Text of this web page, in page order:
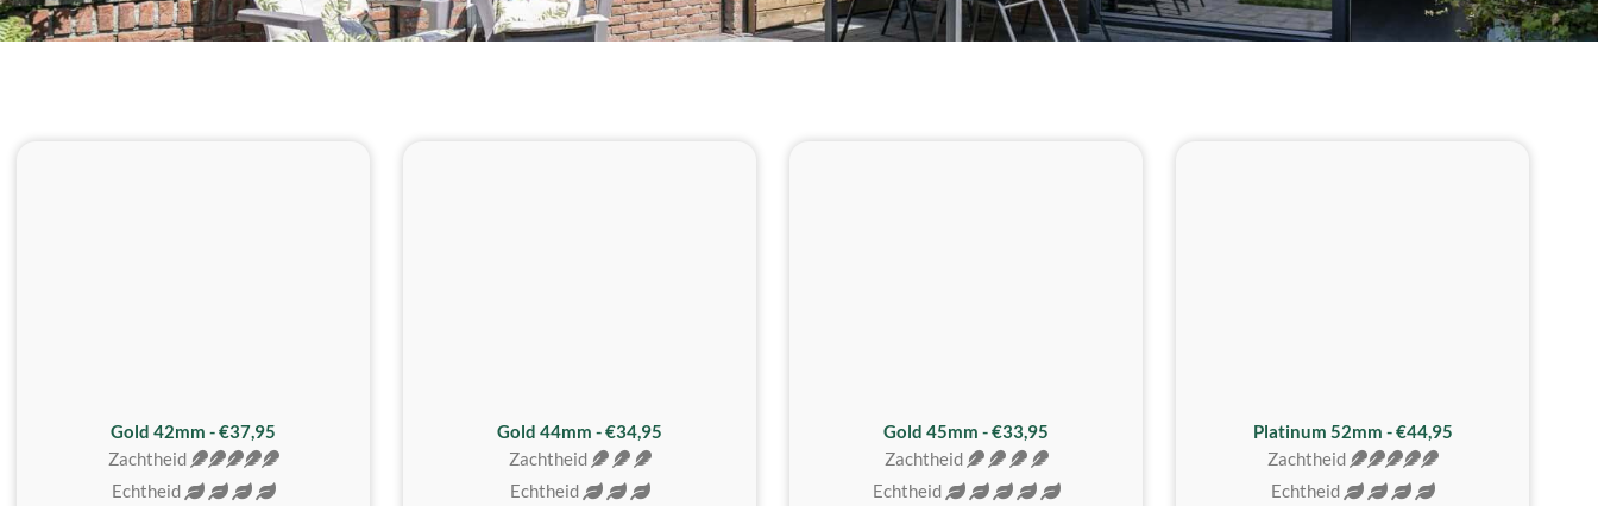
Gold 42mm - €37,95
Zachtheid
Echtheid
Gold 44mm - €34,95
Zachtheid
Echtheid
Gold 45mm - €33,95
Zachtheid
Echtheid
Platinum 52mm - €44,95
Zachtheid
Echtheid